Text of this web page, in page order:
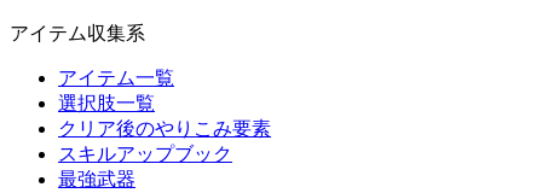
アイテム収集系
アイテム一覧
選択肢一覧
クリア後のやりこみ要素
スキルアップブック
最強武器